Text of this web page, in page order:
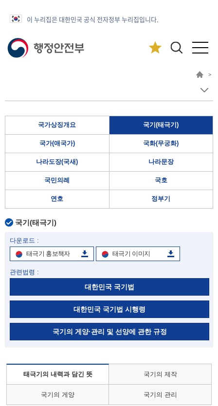
이 누리집은 대한민국 공식 전자정부 누리집입니다.
>
국가상징개요 국기(태극기)
국가(애국가) 국화(무궁화)
나라도장(국새) 나라문장
국민의례 국호
연호 정부기
국기(태극기)
다운로드 :
태극기 홍보책자
태극기 이미지
관련법령 :
대한민국 국기법
대한민국 국기법 시행령
국기의 게양·관리 및 선양에 관한 규정
태극기의 내력과 담긴 뜻 국기의 제작
국기의 게양 국기의 관리